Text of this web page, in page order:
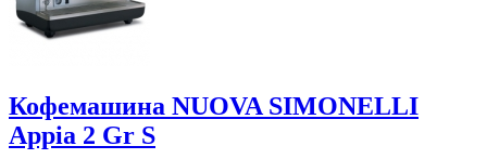
Кофемашина NUOVA SIMONELLI
Appia 2 Gr S